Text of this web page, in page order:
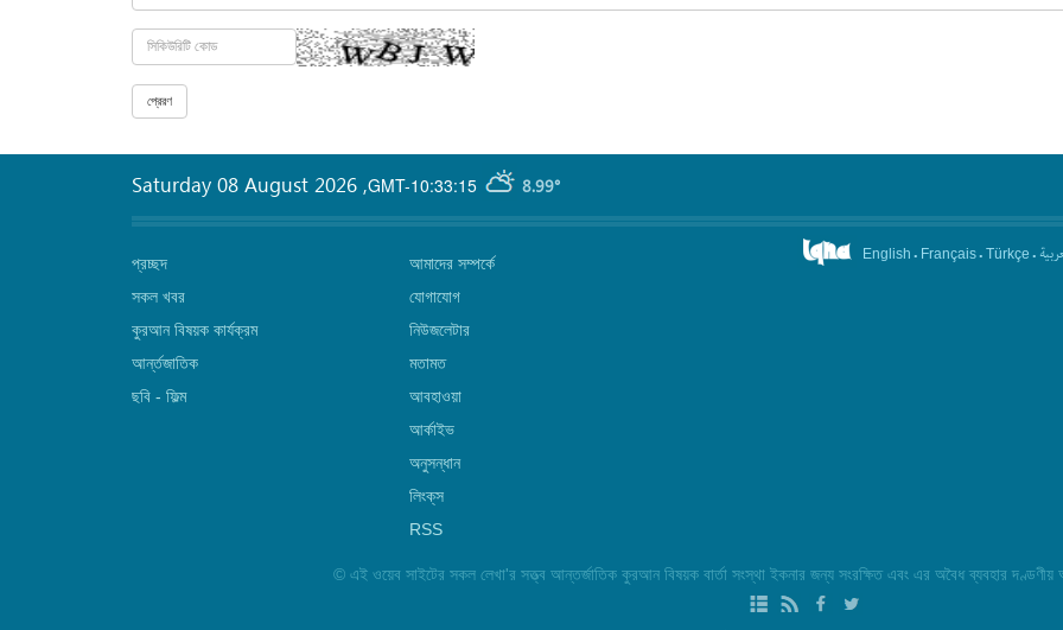
GMT-10:33:15 8.99°
Saturday 08 August 2026 ,
প্রচ্ছদ
সকল খবর
কুরআন বিষয়ক কার্যক্রম
আর্ন্তজাতিক
ছবি‎ - ফিল্ম
আমাদের সম্পর্কে
যোগাযোগ
নিউজলেটার
মতামত
আবহাওয়া
আর্কাইভ
অনুসন্ধান
লিংক্‌স
RSS
English . Français. Türkçe .
© এই ওয়েব সাইটের সকল লেখা'র সত্ত্ব আন্তর্জাতিক কুরআন বিষয়ক বার্তা সংস্থা ইকনার জন্য সংরক্ষিত এবং এর অবৈধ ব্যবহার দণ্ডণীয়